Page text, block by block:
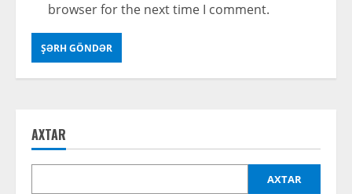
browser for the next time I comment.
AXTAR
AXTAR